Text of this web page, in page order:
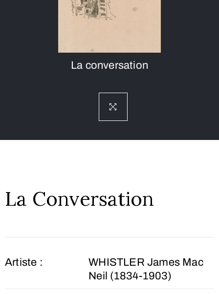
La conversation
La Conversation
Artiste :
WHISTLER James Mac
Neil (1834-1903)